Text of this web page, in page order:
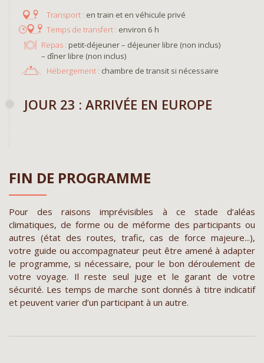
en train et en véhicule privé
environ 6 h
Repas : petit-déjeuner – déjeuner libre (non inclus)
– dîner libre (non inclus)
Hébergement : chambre de transit si nécessaire
JOUR 23 : ARRIVÉE EN EUROPE
FIN DE PROGRAMME
Pour des raisons imprévisibles à ce stade d’aléas
climatiques, de forme ou de méforme des participants ou
autres (état des routes, trafic, cas de force majeure...),
votre guide ou accompagnateur peut être amené à adapter
le programme, si nécessaire, pour le bon déroulement de
votre voyage. Il reste seul juge et le garant de votre
sécurité. Les temps de marche sont donnés à titre indicatif
et peuvent varier d’un participant à un autre.